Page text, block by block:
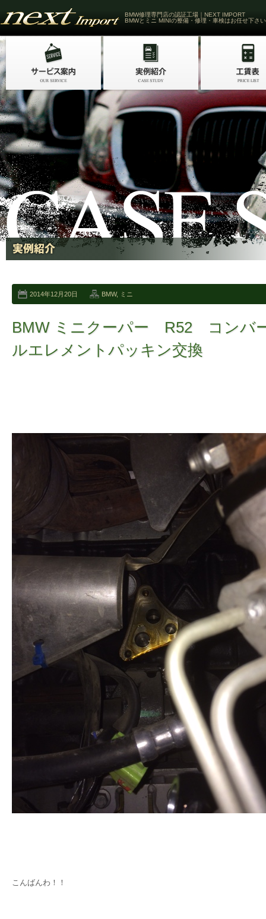
BMW修理専門店の認証工場｜NEXT IMPORT
BMWとミニ MINIの整備・修理・車検はお任せ下さい
2014年12月20日 BMW, ミニ
BMW ミニクーパー R52 コンバ
ルエレメントパッキン交換
こんばんわ！！